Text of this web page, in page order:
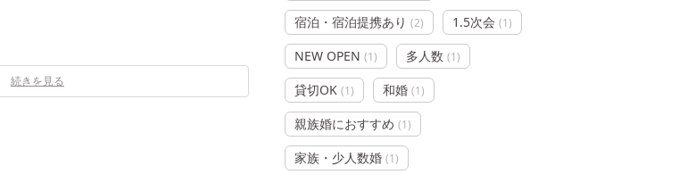
宿泊・宿泊提携あり (2) 1.5次会 (1)
NEW OPEN (1) 多人数 (1)
貸切OK (1) 和婚 (1)
親族婚におすすめ (1)
家族・少人数婚 (1)
続きを見る